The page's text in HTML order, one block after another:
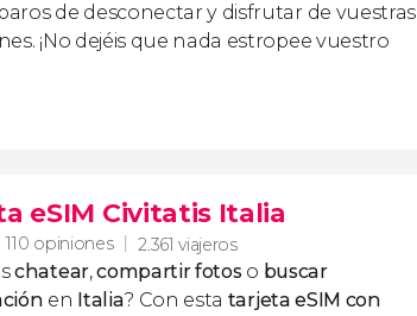
de desconectar y disfrutar de vuestras
¡No dejéis que nada estropee vuestro
eSIM Civitatis Italia
110 opiniones 2.361 viajeros
chatear,compartir fotoso buscar
en Italia? Con esta tarjeta eSIM con